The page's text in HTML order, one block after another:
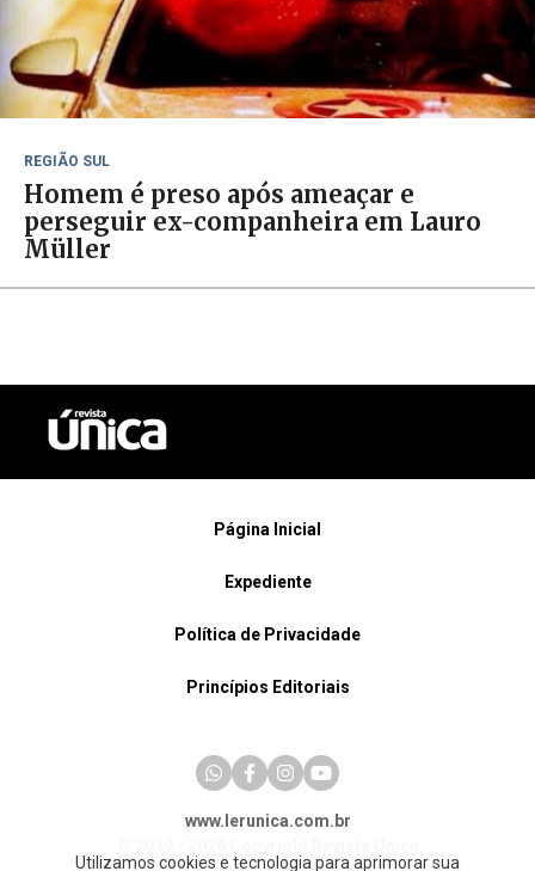
REGIÃO SUL
Homem é preso após ameaçar e
perseguir ex-companheira em Lauro
Müller
Página Inicial
Expediente
Política de Privacidade
Princípios Editoriais
www.lerunica.com.br
Utilizamos cookies e tecnologia para aprimorar sua